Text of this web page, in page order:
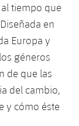
tiempo que
en
Europa y
géneros
de que las
del cambio,
y cómo éste